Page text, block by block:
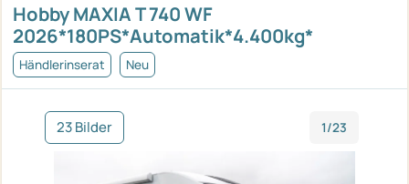
Hobby MAXIA T 740 WF
2026*180PS*Automatik*4.400kg*
Händlerinserat Neu
23 Bilder 1/23